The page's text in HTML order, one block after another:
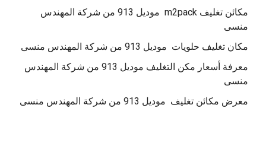
مكائن تغليف m2pack موديل 913 من شركة المهندس
منسى
مكان تغليف حلويات موديل 913 من شركة المهندس منسى
معرفة أسعار مكن التغليف موديل 913 من شركة المهندس
منسى
معرض مكائن تغليف موديل 913 من شركة المهندس منسى